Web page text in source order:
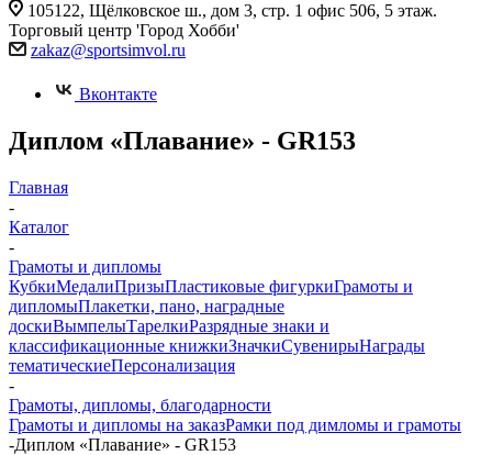
105122, Щёлковское ш., дом 3, стр. 1 офис 506, 5 этаж.
Торговый центр 'Город Хобби'
zakaz@sportsimvol.ru
Вконтакте
Диплом «Плавание» - GR153
Главная
-
Каталог
-
Грамоты и дипломы
КубкиМедалиПризыПластиковые фигуркиГрамоты и
дипломыПлакетки, пано, наградные
доскиВымпелыТарелкиРазрядные знаки и
классификационные книжкиЗначкиСувенирыНаграды
тематическиеПерсонализация
-
Грамоты, дипломы, благодарности
Грамоты и дипломы на заказРамки под димломы и грамоты
-Диплом «Плавание» - GR153